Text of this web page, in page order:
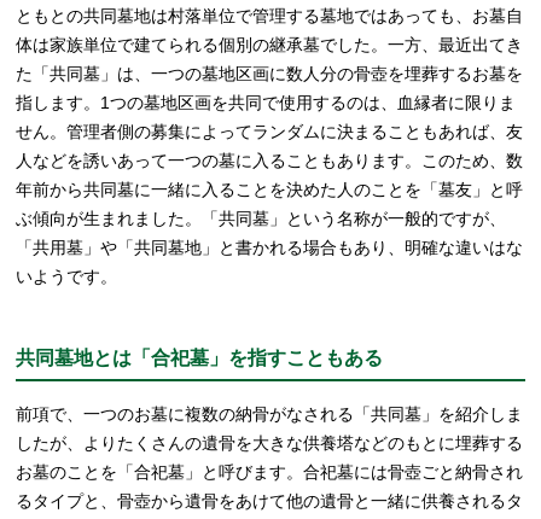
ともとの共同墓地は村落単位で管理する墓地ではあっても、お墓自
体は家族単位で建てられる個別の継承墓でした。一方、最近出てき
た「共同墓」は、一つの墓地区画に数人分の骨壺を埋葬するお墓を
指します。1つの墓地区画を共同で使用するのは、血縁者に限りま
せん。管理者側の募集によってランダムに決まることもあれば、友
人などを誘いあって一つの墓に入ることもあります。このため、数
年前から共同墓に一緒に入ることを決めた人のことを「墓友」と呼
ぶ傾向が生まれました。「共同墓」という名称が一般的ですが、
「共用墓」や「共同墓地」と書かれる場合もあり、明確な違いはな
いようです。
共同墓地とは「合祀墓」を指すこともある
前項で、一つのお墓に複数の納骨がなされる「共同墓」を紹介しま
したが、よりたくさんの遺骨を大きな供養塔などのもとに埋葬する
お墓のことを「合祀墓」と呼びます。合祀墓には骨壺ごと納骨され
るタイプと、骨壺から遺骨をあけて他の遺骨と一緒に供養されるタ